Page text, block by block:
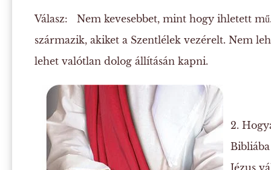
Válasz: Nem kevesebbet, mint hogy ihletett
származik, akiket a Szentlélek vezérelt. Nem
lehet valótlan dolog állításán kapni.
2.
Jézus